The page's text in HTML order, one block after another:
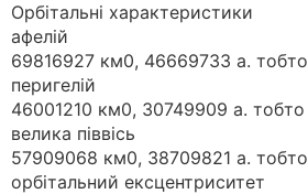
Орбітальні характеристики
афелій
69816927 км0, 46669733 а. тобто
перигелій
46001210 км0, 30749909 а. тобто
велика піввісь
57909068 км0, 38709821 а. тобто
орбітальний ексцентриситет